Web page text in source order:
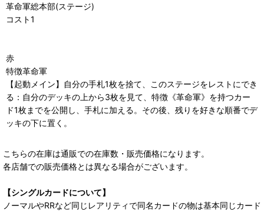
革命軍総本部(ステージ)
コスト1
赤
特徴革命軍
【起動メイン】自分の手札1枚を捨て、このステージをレストにでき
る：自分のデッキの上から3枚を見て、特徴《革命軍》を持つカー
ド1枚までを公開し、手札に加える。その後、残りを好きな順番でデ
ッキの下に置く。
こちらの在庫は通販での在庫数・販売価格になります。
各店舗での販売価格とは異なる場合がございます。
【シングルカードについて】
ノーマルやRRなど同じレアリティで同名カードの物は基本同じカード